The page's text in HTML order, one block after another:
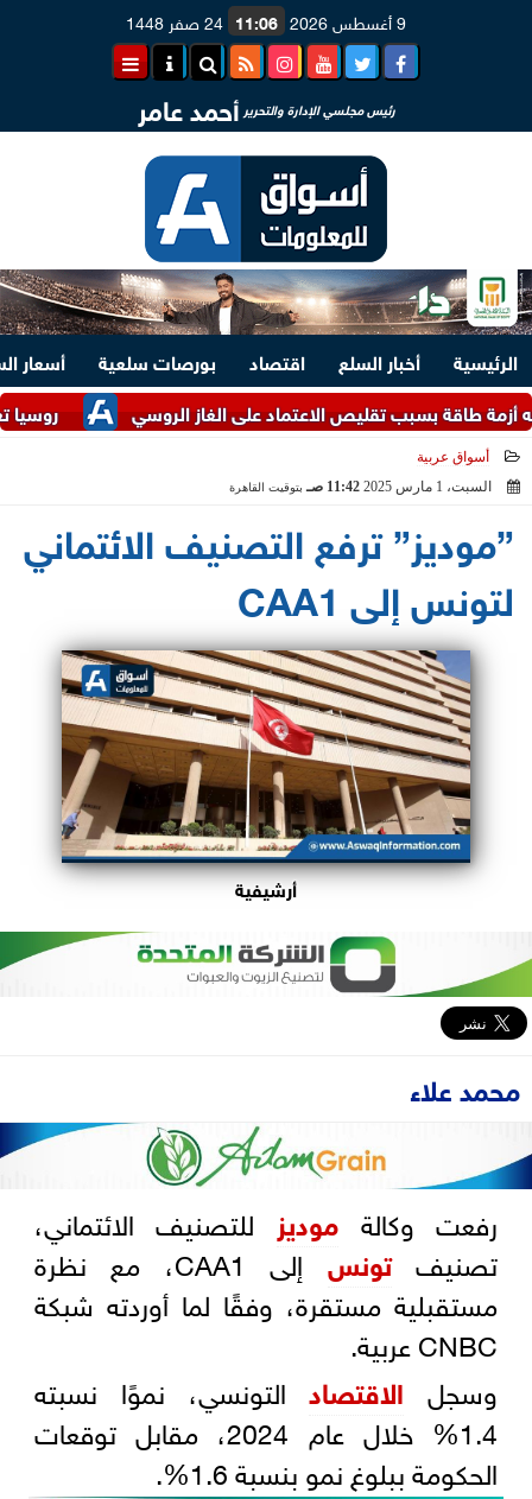
9 أغسطس 2026 11:06 24 صفر 1448
رئيس مجلسي الإدارة والتحرير أحمد عامر
الرئيسية أخبار السلع اقتصاد بورصات سلعية
أسعار
روسيا تعلن
بسبب تقليص الاعتماد على الغاز الروسي
أسواق عربية
السبت، 1 مارس 2025
11:42 صـ بتوقيت القاهرة
”موديز” ترفع التصنيف الائتماني
لتونس إلى CAA1
أرشيفية
محمد علاء
رفعت وكالة موديز للتصنيف الائتماني،
تصنيفتونس
إلى CAA1، مع نظرة
مستقبلية مستقرة، وفقًا لما أوردته شبكة
CNBC عربية.
وسجل الاقتصادالتونسي، نموًا نسبته
1.4% خلال عام 2024، مقابل توقعات
الحكومة ببلوغ نمو بنسبة 1.6%.